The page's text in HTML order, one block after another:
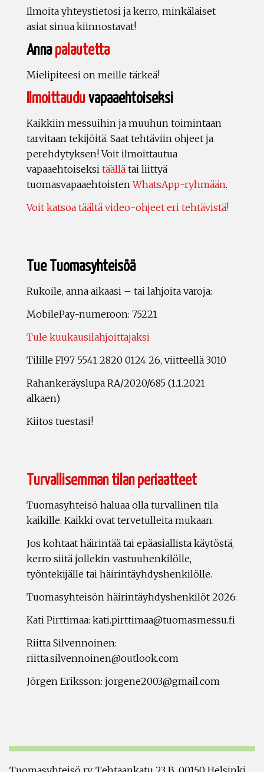
Ilmoita yhteystietosi ja kerro, minkälaiset
asiat sinua kiinnostavat!
Annapalautetta
Mielipiteesi on meille tärkeä!
Ilmoittauduvapaaehtoiseksi
Kaikkiin messuihin ja muuhun toimintaan
tarvitaan tekijöitä. Saat tehtäviin ohjeet ja
perehdytyksen! Voit ilmoittautua
vapaaehtoiseksi täällä tai liittyä
tuomasvapaaehtoistenWhatsApp-ryhmään.
Voit katsoa täältä video-ohjeet eri tehtävistä!
Tue Tuomasyhteisöä
Rukoile, anna aikaasi – tai lahjoita varoja:
MobilePay-numeroon: 75221
Tule kuukausilahjoittajaksi
Tilille FI97 5541 2820 0124 26, viitteellä 3010
Rahankeräyslupa RA/2020/685 (1.1.2021
alkaen)
Kiitos tuestasi!
Turvallisemman tilan periaatteet
Tuomasyhteisö haluaa olla turvallinen tila
kaikille. Kaikki ovat tervetulleita mukaan.
Jos kohtaat häirintää tai epäasiallista käytöstä,
kerro siitä jollekin vastuuhenkilölle,
työntekijälle tai häirintäyhdyshenkilölle.
Tuomasyhteisön häirintäyhdyshenkilöt 2026:
Kati Pirttimaa: kati.pirttimaa@tuomasmessu.fi
Riitta Silvennoinen:
riitta.silvennoinen@outlook.com
Jörgen Eriksson: jorgene2003@gmail.com